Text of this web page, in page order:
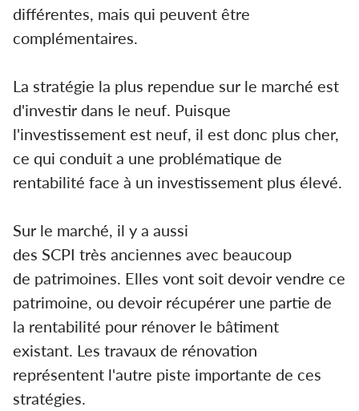
différentes, mais qui peuvent être
complémentaires.
La stratégie la plus rependue sur le marché est
d'investir dans le neuf. Puisque
l'investissement est neuf, il est donc plus cher,
ce qui conduit a une problématique de
rentabilité face à un investissement plus élevé.
Sur le marché, il y a aussi
des SCPI très anciennes avec beaucoup
de patrimoines. Elles vont soit devoir vendre ce
patrimoine, ou devoir récupérer une partie de
la rentabilité pour rénover le bâtiment
existant. Les travaux de rénovation
représentent l'autre piste importante de ces
stratégies.